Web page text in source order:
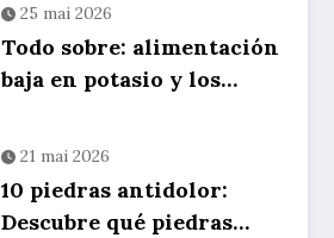
25 mai 2026
Todo sobre: alimentación
baja en potasio y los
saludables para tu dieta
diaria
21 mai 2026
10 piedras antidolor:
Descubre qué piedras